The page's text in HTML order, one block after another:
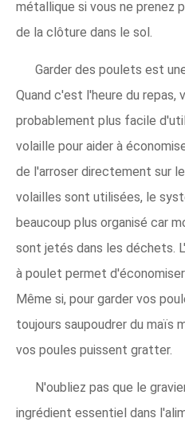
métallique si vous ne prenez
de la clôture dans le sol.
Garder des poulets est
Quand c'est l'heure du repas,
probablement plus facile
volaille pour aider à
de l'arroser directement sur
volailles sont utilisées, le
beaucoup plus organisé car
sont jetés dans les déchets.
à poulet permet
Même si, pour garder vos
toujours saupoudrer du maïs
vos poules puissent gratter.
N'oubliez pas que le
ingrédient essentiel dans